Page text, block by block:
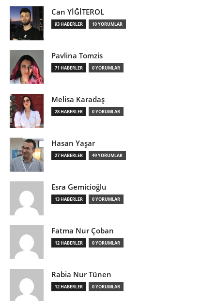
Can YİĞİTEROL
93 HABERLER 10 YORUMLAR
Pavlina Tomzis
71 HABERLER 0 YORUMLAR
Melisa Karadaş
28 HABERLER 0 YORUMLAR
Hasan Yaşar
27 HABERLER 49 YORUMLAR
Esra Gemicioğlu
13 HABERLER 0 YORUMLAR
Fatma Nur Çoban
12 HABERLER 0 YORUMLAR
Rabia Nur Tünen
12 HABERLER 0 YORUMLAR